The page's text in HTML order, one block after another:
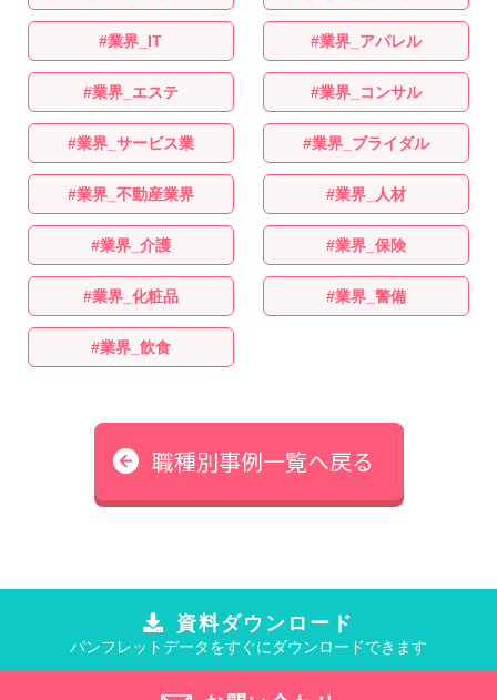
業界_IT 業界_アパレル
業界_エステ 業界_コンサル
業界_サービス業 業界_ブライダル
業界_不動産業界 業界_人材
業界_介護 業界_保険
業界_化粧品 業界_警備
業界_飲食
職種別事例一覧へ戻る
資料ダウンロード
パンフレットデータをすぐにダウンロードできます